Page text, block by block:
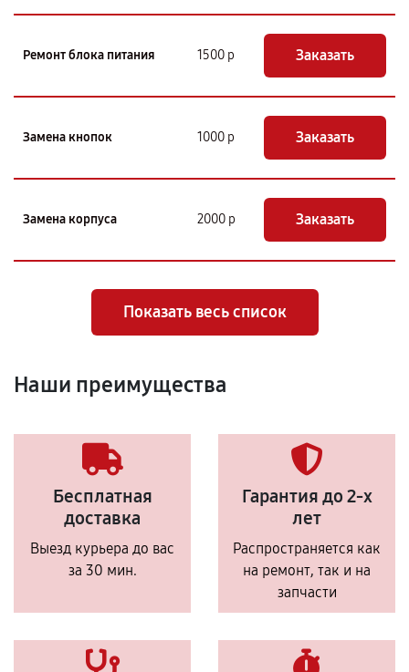
Ремонт блока питания 1500 р Заказать
Замена кнопок 1000 р Заказать
Замена корпуса 2000 р Заказать
Показать весь список
Наши преимущества
Бесплатная
доставка
Выезд курьера до вас
за 30 мин.
Гарантия до 2-х
лет
Распространяется как
на ремонт, так и на
запчасти